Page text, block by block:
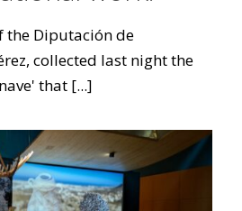
the Diputación de
collected last night the
that [...]